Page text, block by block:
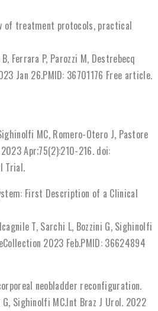
of treatment protocols, practical
Ferrara P, Parozzi M, Destrebecq
Jan 26.PMID: 36701176 Free article.
MC, Romero-Otero J, Pastore
2023 Apr;75(2):210-216. doi:
Trial.
First Description of a Clinical
T, Sarchi L, Bozzini G, Sighinolfi
2023 Feb.PMID: 36624894
neobladder reconfiguration.
G, Sighinolfi MC.Int Braz J Urol. 2022